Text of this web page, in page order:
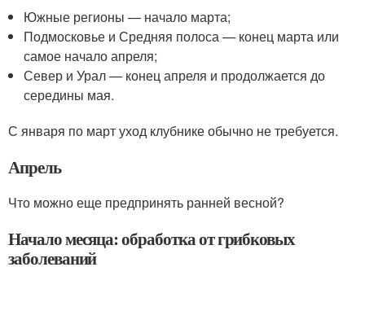
Южные регионы — начало марта;
Подмосковье и Средняя полоса — конец марта или
самое начало апреля;
Север и Урал — конец апреля и продолжается до
середины мая.
С января по март уход клубнике обычно не требуется.
Апрель
Что можно еще предпринять ранней весной?
Начало месяца: обработка от грибковых
заболеваний